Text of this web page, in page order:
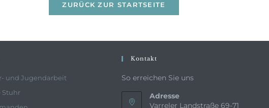
ZURÜCK ZUR STARTSEITE
und Jugendarbeit
Stuhr
Kontakt
So erreichen Sie uns
Adresse
Varreler Landstraße 69-71